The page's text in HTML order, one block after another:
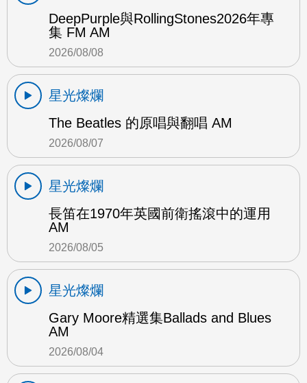
DeepPurple與RollingStones2026年專
集 FM AM
2026/08/08
星光燦爛
The Beatles 的原唱與翻唱 AM
2026/08/07
星光燦爛
長笛在1970年英國前衛搖滾中的運用
AM
2026/08/05
星光燦爛
Gary Moore精選集Ballads and Blues
AM
2026/08/04